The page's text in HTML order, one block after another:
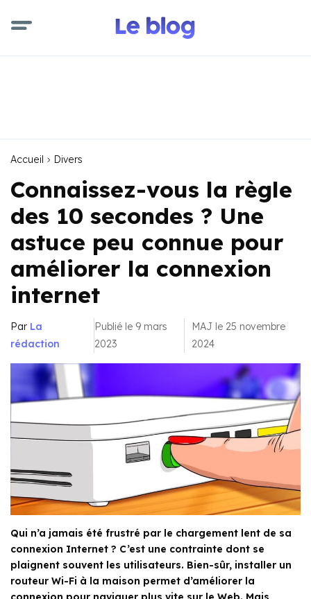
Accueil Divers
Connaissez-vous la règle
des 10 secondes ? Une
astuce peu connue pour
améliorer la connexion
internet
Par La
rédaction
Publié le 9 mars
2023
MAJ le 25 novembre
2024
Qui n’a jamais été frustré par le chargement lent de sa
connexion Internet ? C’est une contrainte dont se
plaignent souvent les utilisateurs. Bien-sûr, installer un
routeur Wi-Fi à la maison permet d’améliorer la